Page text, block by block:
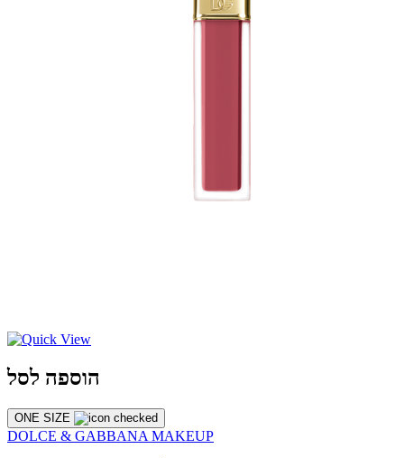
הוספה לסל
ONE SIZE
DOLCE & GABBANA MAKEUP